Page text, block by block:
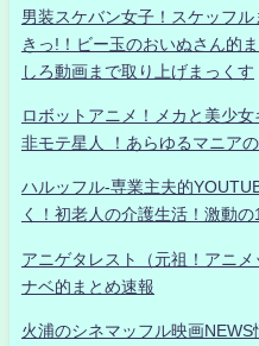
男装スケバン女子！スケッフル
きっ!！ビー玉のおいぬさん的
しろ動画まで取り上げまっくす
ロボットアニメ！メカと美少
非モテ星人 ！あらゆるマニア
ハルッフル-専業主夫的
く！初老人の介護生活！激動の
アニゲタレスト（元祖！アニ
ナベ的まとめ速報
火浦のシネマッフル映画